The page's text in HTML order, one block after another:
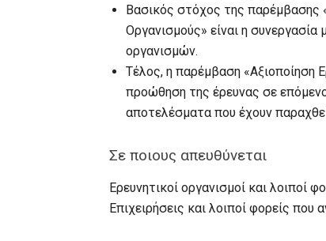
Βασικός στόχος της παρέμβασης
Οργανισμούς» είναι η
οργανισμών.
Τέλος, η παρέμβαση «Αξιοποίηση
προώθηση της έρευνας σε
αποτελέσματα που έχουν
Σε ποιους απευθύνεται
Ερευνητικοί οργανισμοί και λοιποί
Επιχειρήσεις και λοιποί φορείς που